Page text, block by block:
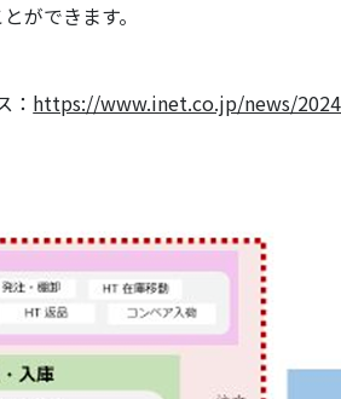
ができます。
： https://www.inet.co.jp/news/